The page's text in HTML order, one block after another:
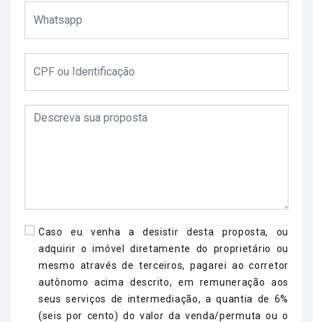
Caso eu venha a desistir desta proposta, ou
adquirir o imóvel diretamente do proprietário ou
mesmo através de terceiros, pagarei ao corretor
autônomo acima descrito, em remuneração aos
seus serviços de intermediação, a quantia de 6%
(seis por cento) do valor da venda/permuta ou o